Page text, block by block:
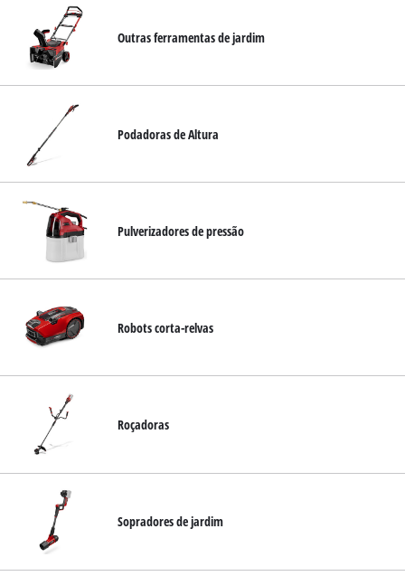
Outras ferramentas de jardim
Podadoras de Altura
Pulverizadores de pressão
Robots corta-relvas
Roçadoras
Sopradores de jardim